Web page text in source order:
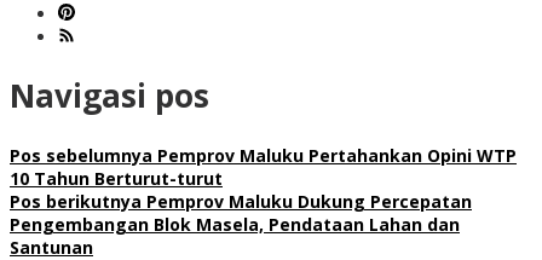
Navigasi pos
Pos sebelumnya Pemprov Maluku Pertahankan Opini WTP
10 Tahun Berturut-turut
Pos berikutnya Pemprov Maluku Dukung Percepatan
Pengembangan Blok Masela, Pendataan Lahan dan
Santunan